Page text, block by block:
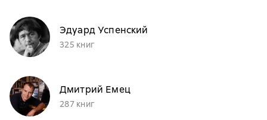
Эдуард Успенский
325 книг
Дмитрий Емец
287 книг